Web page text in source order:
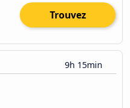
Trouvez
9h 15min